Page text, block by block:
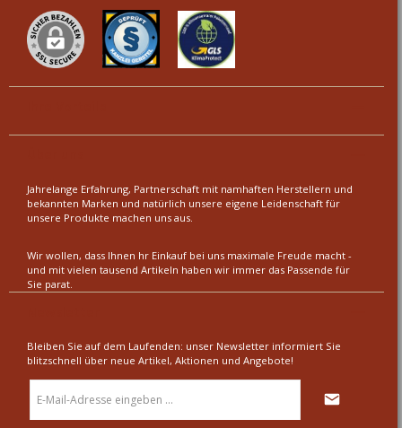
Jahrelange Erfahrung, Partnerschaft mit namhaften Herstellern und
bekannten Marken und natürlich unsere eigene Leidenschaft für
unsere Produkte machen uns aus.
Wir wollen, dass Ihnen hr Einkauf bei uns maximale Freude macht -
und mit vielen tausend Artikeln haben wir immer das Passende für
Sie parat.
Bleiben Sie auf dem Laufenden: unser Newsletter informiert Sie
blitzschnell über neue Artikel, Aktionen und Angebote!
Mail-